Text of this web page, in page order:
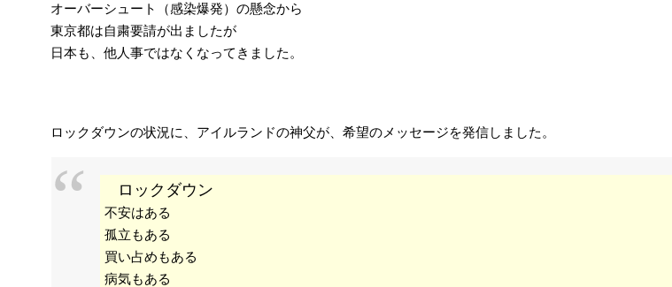
オーバーシュート（感染爆発）の懸念から
東京都は自粛要請が出ましたが
日本も、他人事ではなくなってきました。
ロックダウンの状況に、アイルランドの神父が、希望のメッセージを発信しました。
ロックダウン
不安はある
孤立もある
買い占めもある
病気もある